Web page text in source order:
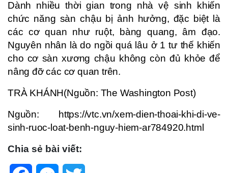
Dành nhiều thời gian trong nhà vệ sinh khiến
chức năng sàn chậu bị ảnh hưởng, đặc biệt là
các cơ quan như ruột, bàng quang, âm đạo.
Nguyên nhân là do ngồi quá lâu ở 1 tư thế khiến
cho cơ sàn xương chậu không còn đủ khỏe để
nâng đỡ các cơ quan trên.
TRÀ KHÁNH(Nguồn: The Washington Post)
Nguồn: https://vtc.vn/xem-dien-thoai-khi-di-ve-
sinh-ruoc-loat-benh-nguy-hiem-ar784920.html
Chia sẻ bài viết:
FacebookMessenger